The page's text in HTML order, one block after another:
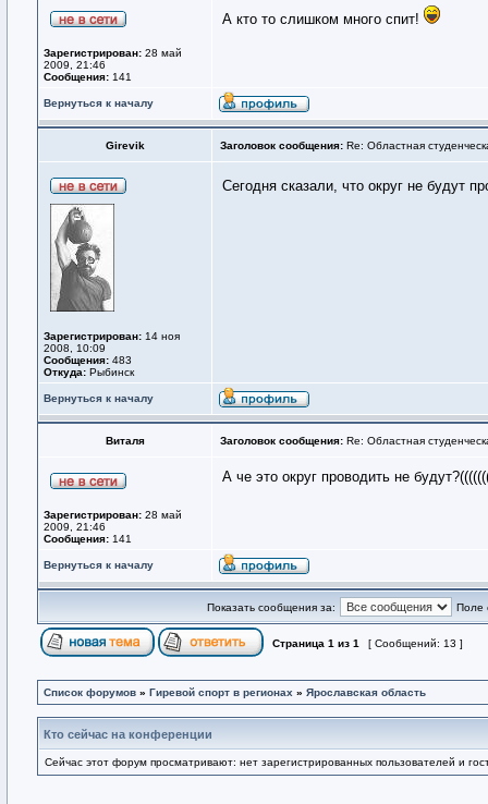
Зарегистрирован: 28 май
2009, 21:46
Сообщения: 141
А кто то слишком много спит!
Вернуться к началу
Girevik Заголовок сообщения: Re: Областная
Зарегистрирован: 14 ноя
2008, 10:09
Сообщения: 483
Откуда: Рыбинск
Сегодня сказали, что округ не будут
Вернуться к началу
Виталя Заголовок сообщения: Re: Областная
Зарегистрирован: 28 май
2009, 21:46
Сообщения: 141
А че это округ проводить не
Вернуться к началу
Показать сообщения за: Поле
Страница 1 из 1 [ Сообщений: 13 ]
Список форумов » Гиревой спорт в регионах » Ярославская область
Кто сейчас на конференции
Сейчас этот форум просматривают: нет зарегистрированных пользователей и